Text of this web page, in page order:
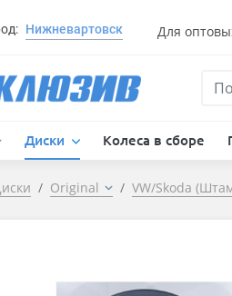
Нижневартовск Для
Диски Колеса в сборе
Original VW/Skoda